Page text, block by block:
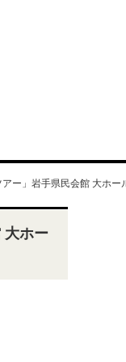
ー」岩手県民会館 大ホー
大ホー